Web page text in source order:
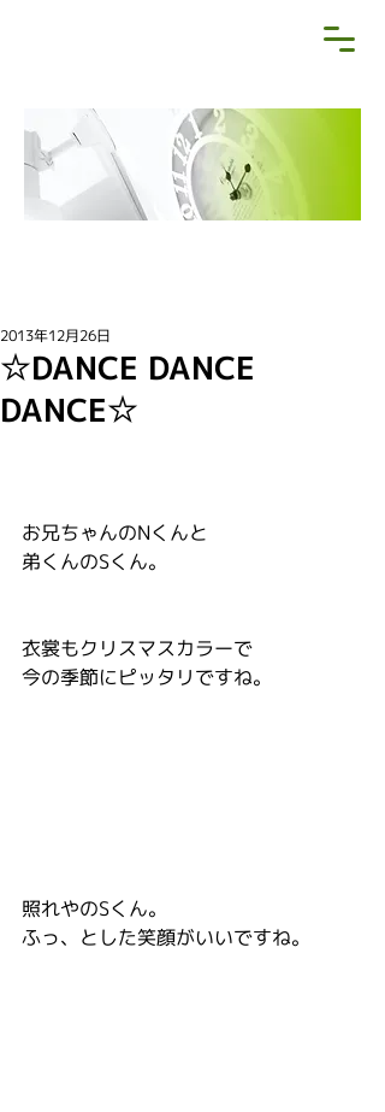
☆DANCE DANCE
DANCE☆
2013年12月26日
お兄ちゃんのNくんと
弟くんのSくん。
衣裳もクリスマスカラーで
今の季節にピッタリですね。
照れやのSくん。
ふっ、とした笑顔がいいですね。